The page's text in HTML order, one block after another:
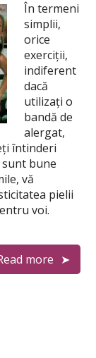
În termeni
simplii,
orice
exerciții,
indiferent
dacă
utilizați o
bandă de
alergat,
întinderi
bune
vă
pielii
voi.
more